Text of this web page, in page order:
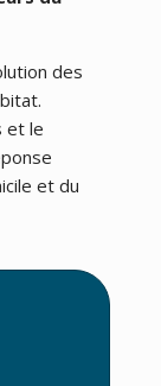
des
et le
et du